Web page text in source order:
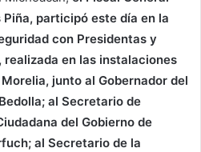
participó este día en la
con Presidentas y
en las instalaciones
junto al Gobernador del
al Secretario de
del Gobierno de
al Secretario de la